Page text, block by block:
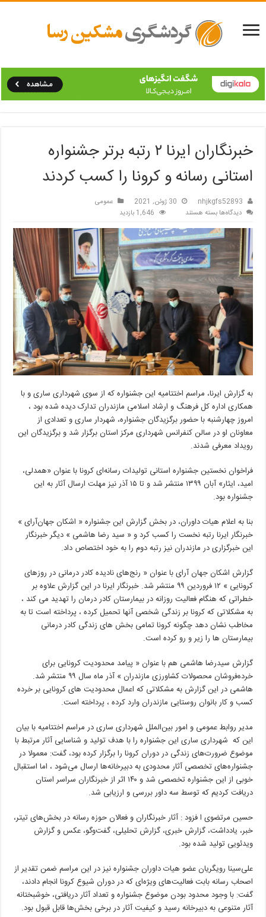
خبرنگاران ایرنا ۲ رتبه برتر جشنواره
استانی رسانه و کرونا را کسب کردند
nhjkgfs52893 30 ژوئن, 2021
عمومی
دیدگاه‌هابرای
ایرنا
رتبه
برتر
جشنواره
استانی
رسانه
و
کرونا
را
کسب
کردند
بسته هستند 1,646 بازدید
به گزارش ایرنا، مراسم اختتامیه این جشنواره که از سوی شهرداری ساری و با
همکاری اداره کل فرهنگ و ارشاد اسلامی مازندران تدارک دیده شده بود ،
امروز چهارشنبه با حضور برگزیدگان جشنواره، شهردار ساری و تعدادی از
معاونان او در سالن کنفرانس شهرداری مرکز استان برگزار شد و برگزیدگان این
رویداد معرفی شدند.
فراخوان نخستین جشنواره استانی تولیدات رسانه‌ای کرونا با عنوان «همدلی،
امید، ایثار» آبان ۱۳۹۹ منتشر شد و تا ۱۵ آذر نیز مهلت ارسال آثار به این
جشنواره بود.
بنا به اعلام هیات داوران، در بخش گزارش این جشنواره « اشکان جهان‌آرای »
خبرنگار ایرنا رتبه نخست را کسب کرد و « سید رضا هاشمی » دیگر خبرنگار
این خبرگزاری در مازندران نیز رتبه دوم را به خود اختصاص داد.
گزارش اشکان جهان آرای با عنوان « رنج‌های نادیده‌ کادر درمانی در روزهای
کرونایی » ۱۲ فروردین ۹۹ منتشر شد. خبرنگار ایرنا در این گزارش علاوه بر
خطراتی که هنگام فعالیت روزانه در بیمارستان کادر درمان را تهدید می کند ،
به مشکلاتی که کرونا بر زندگی شخصی آنها تحمیل کرده ، پرداخته است تا به
مخاطب نشان دهد چگونه کرونا تمامی بخش های زندگی کادر درمانی
بیمارستان ها را زیر و رو کرده است.
گزارش سیدرضا هاشمی هم با عنوان « پیامد محدودیت کرونایی برای
خرده‌فروشان محصولات کشاورزی مازندران » آذر ماه سال ۹۹ منتشر شد.
هاشمی در این گزارش به مشکلاتی که اعمال محدودیت های کرونایی بر خرده
کسب و کار بانوان روستایی مازندران وارد کرده ، پرداخته است.
مدیر روابط عمومی و امور بین‌الملل شهرداری ساری در مراسم اختتامیه با بیان
این که شهرداری ساری این جشنواره را با هدف تولید و شناسایی آثار مرتبط با
موضوع ضرورت‌های زندگی در دوران کرونا را برگزار کرده بود، گفت: معمولا در
جشنواره‌های تخصصی آثار محدودی به دبیرخانه‌ها ارسال می‌شود ، اما استقبال
خوبی از این جشنواره تخصصی شد و ۱۴۰ اثر از خبرنگاران سراسر استان
دریافت کردیم که توسط سه داور بررسی و ارزیابی شد.
حسین مرتضوی ا فزود : آثار خبرنگاران و فعالان حوزه رسانه در بخش‌های تیتر،
خبر، یادداشت، گزارش خبری، گزارش تحلیلی، گفت‌وگو، عکس و گزارش
ویدئویی تولید شده بود.
علی‌سینا رویگریان عضو هیات داوران جشنواره نیز در این مراسم ضمن تقدیر از
اصحاب رسانه بابت فعالیت‌های ویژه‌ای که در دوران شیوع کرونا انجام دادند،
گفت: با وجود محدود بودن موضوع جشنواره و تعداد آثار دریافتی، خوشبختانه
آثار متنوعی به دبیرخانه رسید و کیفیت آثار در برخی بخش‌ها قابل قبول بود.